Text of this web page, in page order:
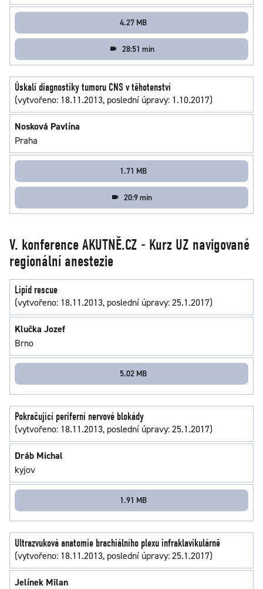
4.27 MB
28:51 min
Úskalí diagnostiky tumoru CNS v těhotenství
(vytvořeno: 18.11.2013, poslední úpravy: 1.10.2017)
Nosková Pavlína
Praha
1.71 MB
20:9 min
V. konference AKUTNĚ.CZ - Kurz UZ navigované
regionální anestezie
Lipid rescue
(vytvořeno: 18.11.2013, poslední úpravy: 25.1.2017)
Klučka Jozef
Brno
5.02 MB
Pokračující periferní nervové blokády
(vytvořeno: 18.11.2013, poslední úpravy: 25.1.2017)
Dráb Michal
kyjov
1.91 MB
Ultrazvuková anatomie brachiálního plexu infraklavikulárně
(vytvořeno: 18.11.2013, poslední úpravy: 25.1.2017)
Jelínek Milan